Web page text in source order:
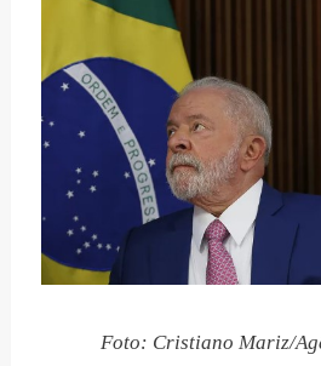
Foto: Cristiano Mariz/